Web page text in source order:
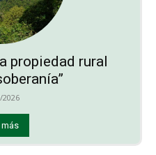
propiedad rural
2026
más